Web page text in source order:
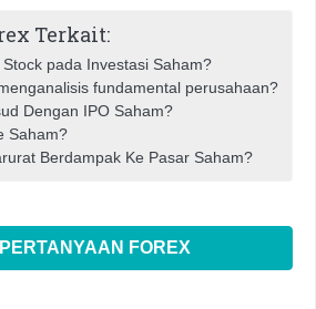
Terkait:
pada Investasi Saham?
fundamental perusahaan?
Dengan IPO Saham?
Saham?
Berdampak Ke Pasar Saham?
FOREX